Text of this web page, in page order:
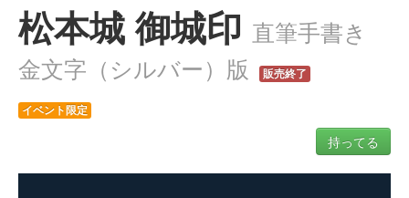
松本城 御城印 直筆手書き
金文字（シルバー）版
販売終了
イベント限定
持ってる